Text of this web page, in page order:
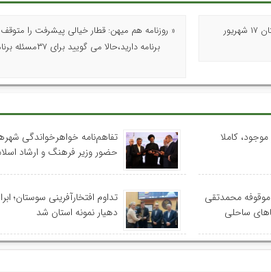
برای نخستین بار در گیلان ؛ جراحی نوزاد ۵۰ روزه در بیمارستان ۱۷ شهریور
برنامه
موجود، کاملا
تفاهم‌نامه خواهرخواندگی
حضور وزیر فرهنگ و ارشاد
محمدتقی
ساحلی
تداوم افتخارآفرینی سوستان؛
دهیار نمونه استان شد